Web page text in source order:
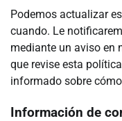
Podemos actualizar
cuando. Le
mediante un aviso en
que revise esta
informado sobre
Información de